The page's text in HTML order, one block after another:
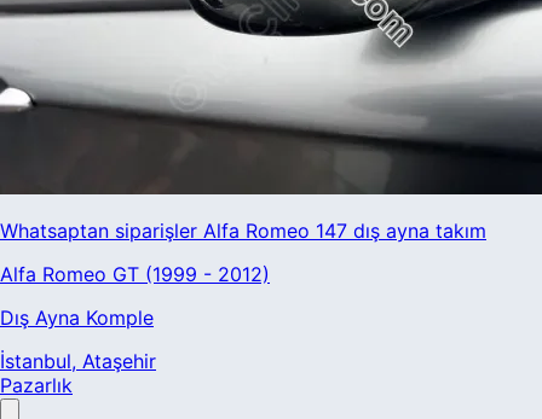
Whatsaptan siparişler Alfa Romeo 147 dış ayna takım
Alfa Romeo GT (1999 - 2012)
Dış Ayna Komple
İstanbul, Ataşehir
Pazarlık